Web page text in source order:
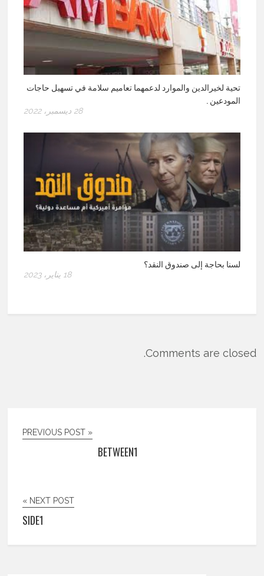
تحية لخيرالدين والموارد لدعمهما تعاميم سلامة في تسهيل حاجات
المودعين .
28 ديسمبر، 2022
لسنا بحاجة إلى صندوق النقد؟
18 يناير، 2023
Comments are closed.
« PREVIOUS POST
BETWEEN1
NEXT POST »
SIDE1